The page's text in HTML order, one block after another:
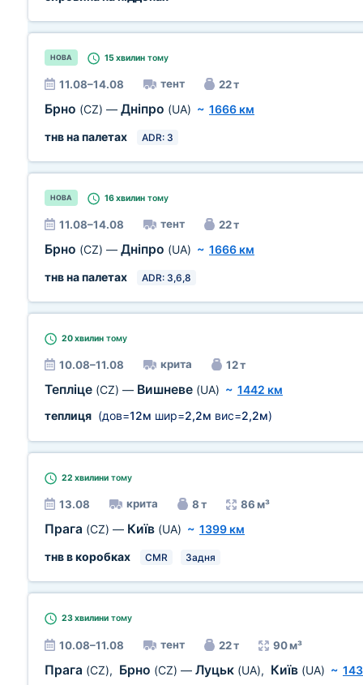
НОВА 15 хвилин тому
11.08–14.08 тент 22 т
Брно (CZ) — Дніпро (UA) ~ 1666 км
тнв на палетах
ADR: 3
НОВА 16 хвилин тому
11.08–14.08 тент 22 т
Брно (CZ) — Дніпро (UA) ~ 1666 км
тнв на палетах
ADR: 3,6,8
20 хвилин тому
10.08–11.08 крита 12 т
Тепліце (CZ) — Вишневе (UA) ~ 1442 км
теплиця (дов=12м шир=2,2м вис=2,2м)
22 хвилини тому
13.08 крита 8 т 86 м³
Прага (CZ) — Київ (UA) ~ 1399 км
тнв в коробках
CMR Задня
23 хвилини тому
10.08–11.08 тент 22 т 90 м³
Прага (CZ), Брно (CZ) — Луцьк (UA), Київ (UA) ~